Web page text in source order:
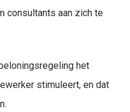
consultants aan zich te
het
stimuleert, en dat